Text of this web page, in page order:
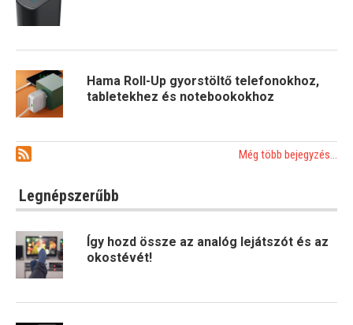
Hama Roll-Up gyorstöltő telefonokhoz,
tabletekhez és notebookokhoz
Még több bejegyzés...
Legnépszerűbb
Így hozd össze az analóg lejátszót és az
okostévét!